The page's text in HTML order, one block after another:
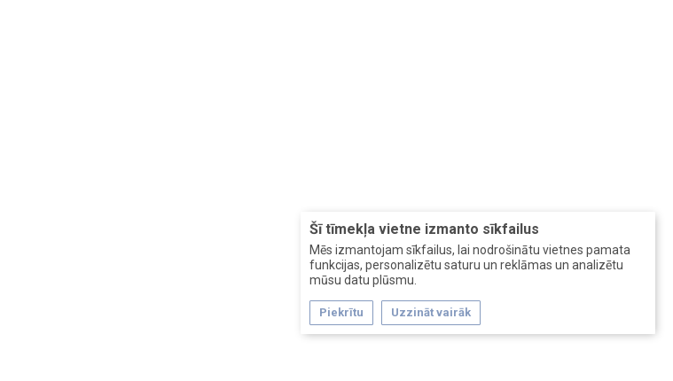
Šī tīmekļa vietne izmanto sīkfailus
Mēs izmantojam sīkfailus, lai nodrošinātu vietnes pamata
funkcijas, personalizētu saturu un reklāmas un analizētu
mūsu datu plūsmu.
Piekrītu Uzzināt vairāk